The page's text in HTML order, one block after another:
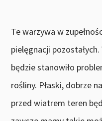
Te warzywa w
pielęgnacji
będzie stanowiło
rośliny. Płaski, dobrze
przed wiatrem teren